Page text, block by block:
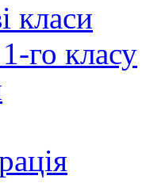
класи
го класу